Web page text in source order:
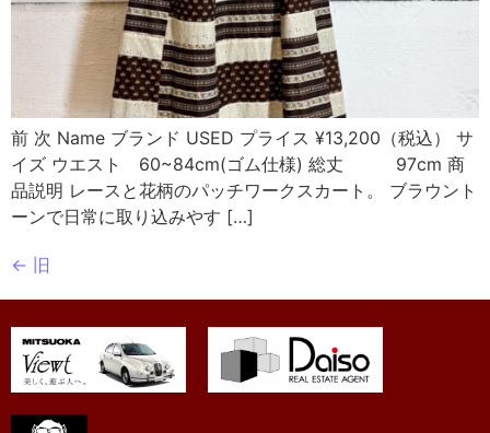
前 次 Name ブランド USED プライス ¥13,200（税込） サ
イズ ウエスト 60~84cm(ゴム仕様) 総丈 97cm 商
品説明 レースと花柄のパッチワークスカート。 ブラウント
ーンで日常に取り込みやす […]
← 旧